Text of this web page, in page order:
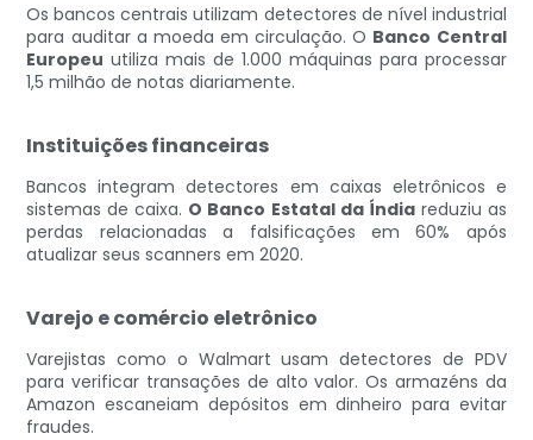
Os bancos centrais utilizam detectores de nível industrial
para auditar a moeda em circulação. O Banco Central
Europeu utiliza mais de 1.000 máquinas para processar
1,5 milhão de notas diariamente.
Instituições financeiras
Bancos integram detectores em caixas eletrônicos e
sistemas de caixa. O Banco Estatal da Índiareduziu as
perdas relacionadas a falsificações em 60% após
atualizar seus scanners em 2020.
Varejo e comércio eletrônico
Varejistas como o Walmart usam detectores de PDV
para verificar transações de alto valor. Os armazéns da
Amazon escaneiam depósitos em dinheiro para evitar
fraudes.